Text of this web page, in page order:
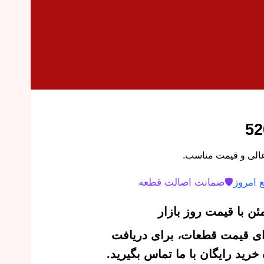
امروز 🛡️ضمانت اصالت قطعه
با قیمت روز بازار
قیمت قطعات، برای دریافت
رایگان با ما تماس بگیرید.